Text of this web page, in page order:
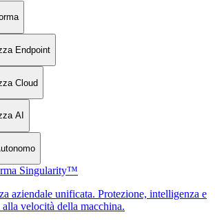
Endpoint
Cloud
AI
Singularity™
aziendale unificata. Protezione, intelligenza e
alla velocità della macchina.